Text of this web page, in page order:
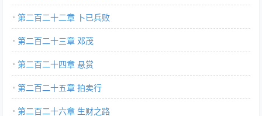
第二百二十二章 卜已兵败
第二百二十三章 邓茂
第二百二十四章 悬赏
第二百二十五章 拍卖行
第二百二十六章 生财之路